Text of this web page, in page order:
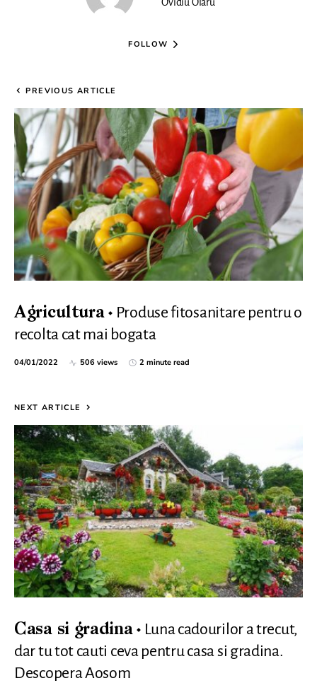
FOLLOW
PREVIOUS ARTICLE
Agricultura
Produse fitosanitare pentru o
recolta cat mai bogata
04/01/2022 506 views 2 minute read
NEXT ARTICLE
Casa si gradina
Luna cadourilor a trecut,
dar tu tot cauti ceva pentru casa si gradina.
Descopera Aosom